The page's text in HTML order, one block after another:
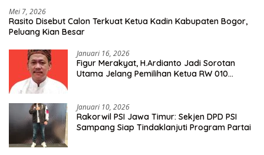
Mei 7, 2026
Rasito Disebut Calon Terkuat Ketua Kadin Kabupaten Bogor,
Peluang Kian Besar
Januari 16, 2026
Figur Merakyat, H.Ardianto Jadi Sorotan
Utama Jelang Pemilihan Ketua RW 010
Januari 10, 2026
Rakorwil PSI Jawa Timur: Sekjen DPD PSI
Sampang Siap Tindaklanjuti Program Partai